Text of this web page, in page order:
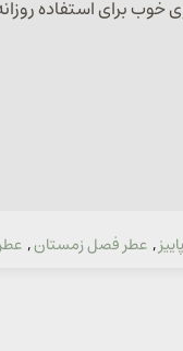
خوب برای استفاده
, عطر فصل زمستان,